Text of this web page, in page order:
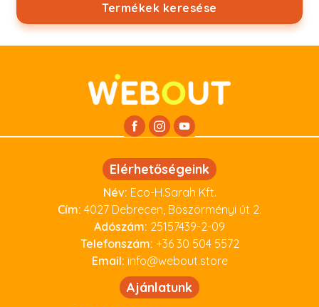
Termékek keresése
Elérhetőségeink
Név: Eco-H.Sarah Kft.
Cím: 4027 Debrecen, Böszörményi út 2.
Adószám: 25157439-2-09
Telefonszám: +36 30 504 5572
Email: info@webout.store
Ajánlatunk